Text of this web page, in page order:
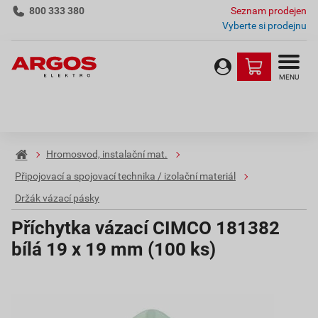
800 333 380
Seznam prodejen
Vyberte si prodejnu
MENU
Hromosvod, instalační mat.
Připojovací a spojovací technika / izolační materiál
Držák vázací pásky
Příchytka vázací CIMCO 181382
bílá 19 x 19 mm (100 ks)